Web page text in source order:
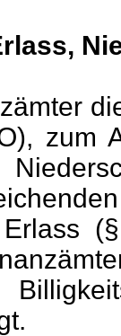
zum